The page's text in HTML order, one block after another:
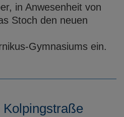
in Anwesenheit von
Stoch den neuen
Gymnasiums ein.